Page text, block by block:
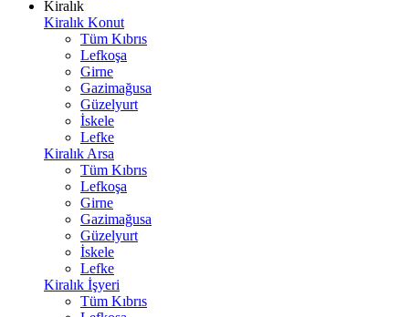
Kiralık
Kiralık Konut
Tüm Kıbrıs
Lefkoşa
Girne
Gazimağusa
Güzelyurt
İskele
Lefke
Kiralık Arsa
Tüm Kıbrıs
Lefkoşa
Girne
Gazimağusa
Güzelyurt
İskele
Lefke
Kiralık İşyeri
Tüm Kıbrıs